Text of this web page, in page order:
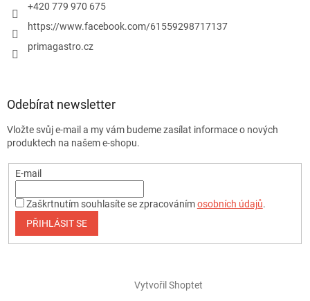
+420 779 970 675
https://www.facebook.com/61559298717137
primagastro.cz
Odebírat newsletter
Vložte svůj e-mail a my vám budeme zasílat informace o nových
produktech na našem e-shopu.
E-mail
Zaškrtnutím souhlasíte se zpracovánímosobních údajů.
PŘIHLÁSIT SE
Vytvořil Shoptet